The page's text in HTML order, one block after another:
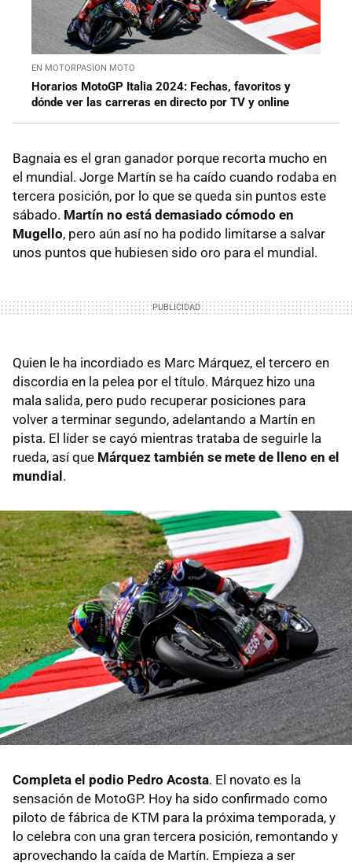
EN MOTORPASION MOTO
Horarios MotoGP Italia 2024: Fechas, favoritos y
dónde ver las carreras en directo por TV y online
Bagnaia es el gran ganador porque recorta mucho en
el mundial. Jorge Martín se ha caído cuando rodaba en
tercera posición, por lo que se queda sin puntos este
sábado. Martín no está demasiado cómodo en
Mugello, pero aún así no ha podido limitarse a salvar
unos puntos que hubiesen sido oro para el mundial.
Quien le ha incordiado es Marc Márquez, el tercero en
discordia en la pelea por el título. Márquez hizo una
mala salida, pero pudo recuperar posiciones para
volver a terminar segundo, adelantando a Martín en
pista. El líder se cayó mientras trataba de seguirle la
rueda, así que Márquez también se mete de lleno en el
mundial.
Completa el podio Pedro Acosta. El novato es la
sensación de MotoGP. Hoy ha sido confirmado como
piloto de fábrica de KTM para la próxima temporada, y
lo celebra con una gran tercera posición, remontando y
aprovechando la caída de Martín. Empieza a ser